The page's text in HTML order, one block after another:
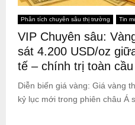
Phân tích chuyên sâu thị trường Tin
VIP Chuyên sâu:
sát 4.200 USD/oz
tế – chính trị toàn cầu
Diễn biến giá vàng: Giá vàng
kỷ lục mới trong phiên châu Á